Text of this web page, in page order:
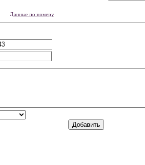
Данные по номеру